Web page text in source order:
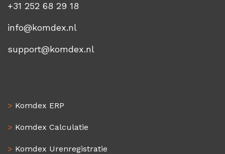
> Komdex ERP
> Komdex Calculatie
> Komdex Urenregistratie
+31 252 68 29 18
info@komdex.nl
support@komdex.nl